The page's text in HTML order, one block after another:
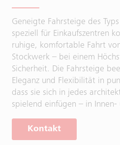
Geneigte Fahrsteige des
speziell für Einkaufszentren
ruhige, komfortable Fahrt
Stockwerk – bei einem
Sicherheit. Die Fahrsteige
Eleganz und Flexibilität in
dass sie sich in jedes
spielend einfügen – in
Kontakt